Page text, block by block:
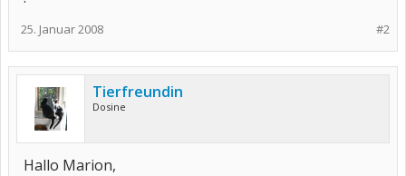
#2
25. Januar 2008
Tierfreundin
Dosine
Hallo Marion,